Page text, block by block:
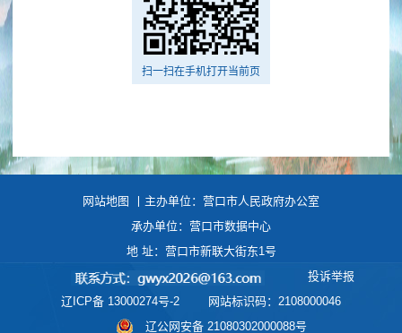
扫一扫在手机打开当前页
网站地图
丨主办单位：营口市人民政府办公室
承办单位：营口市数据中心
地 址：营口市新联大街东1号
投诉举报
辽ICP备 13000274号-2
网站标识码：2108000046
辽公网安备 21080302000088号